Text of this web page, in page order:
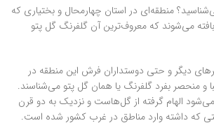
منطقه‌ای در استان چهارمحال و بختیاری که
می‌شوند که معروف‌ترین آن گلفرنگ گل پتو
دیگر و حتی دوستداران فرش این منطقه در
و منحصر بفرد گلفرنگ یا همان گل پتو می‌شناسند.
الهام گرفته از گل‌هاست و نزدیک به دو قرن
که داشته وارد مناطق در غرب کشور شده است.